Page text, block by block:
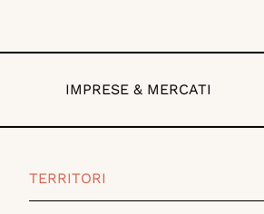
IMPRESE & MERCATI
TERRITORI